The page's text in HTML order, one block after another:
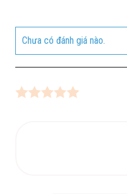
Chưa có đánh giá nào.